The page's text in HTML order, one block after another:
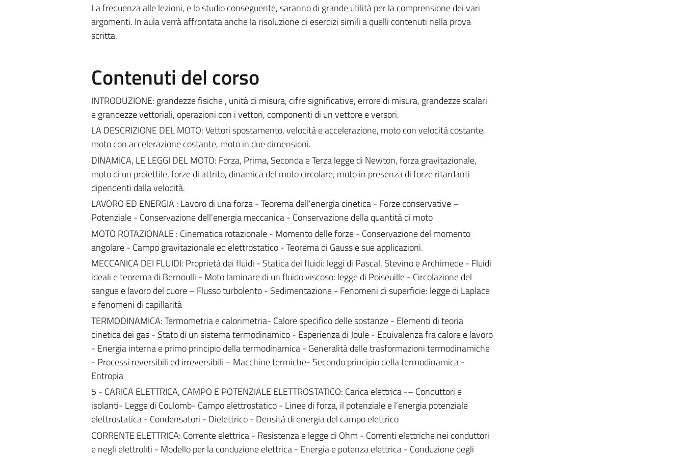
La frequenza alle lezioni, e lo studio conseguente, saranno di grande utilità per la comprensione dei vari
argomenti. In aula verrà affrontata anche la risoluzione di esercizi simili a quelli contenuti nella prova
scritta.
Contenuti del corso
INTRODUZIONE: grandezze fisiche , unità di misura, cifre significative, errore di misura, grandezze scalari
e grandezze vettoriali, operazioni con i vettori, componenti di un vettore e versori.
LA DESCRIZIONE DEL MOTO: Vettori spostamento, velocità e accelerazione, moto con velocità costante,
moto con accelerazione costante, moto in due dimensioni.
DINAMICA, LE LEGGI DEL MOTO: Forza, Prima, Seconda e Terza legge di Newton, forza gravitazionale,
moto di un proiettile, forze di attrito, dinamica del moto circolare; moto in presenza di forze ritardanti
dipendenti dalla velocità.
LAVORO ED ENERGIA : Lavoro di una forza - Teorema dell'energia cinetica - Forze conservative –
Potenziale - Conservazione dell'energia meccanica - Conservazione della quantità di moto
MOTO ROTAZIONALE : Cinematica rotazionale - Momento delle forze - Conservazione del momento
angolare - Campo gravitazionale ed elettrostatico - Teorema di Gauss e sue applicazioni.
MECCANICA DEI FLUIDI: Proprietà dei fluidi - Statica dei fluidi: leggi di Pascal, Stevino e Archimede - Fluidi
ideali e teorema di Bernoulli - Moto laminare di un fluido viscoso: legge di Poiseuille - Circolazione del
sangue e lavoro del cuore – Flusso turbolento - Sedimentazione - Fenomeni di superficie: legge di Laplace
e fenomeni di capillarità
TERMODINAMICA: Termometria e calorimetria- Calore specifico delle sostanze - Elementi di teoria
cinetica dei gas - Stato di un sistema termodinamico - Esperienza di Joule - Equivalenza fra calore e lavoro
- Energia interna e primo principio della termodinamica - Generalità delle trasformazioni termodinamiche
- Processi reversibili ed irreversibili – Macchine termiche- Secondo principio della termodinamica -
Entropia
5 - CARICA ELETTRICA, CAMPO E POTENZIALE ELETTROSTATICO: Carica elettrica -– Conduttori e
isolanti- Legge di Coulomb- Campo elettrostatico - Linee di forza, il potenziale e l’energia potenziale
elettrostatica - Condensatori - Dielettrico - Densità di energia del campo elettrico
CORRENTE ELETTRICA: Corrente elettrica - Resistenza e legge di Ohm - Correnti elettriche nei conduttori
e negli elettroliti - Modello per la conduzione elettrica - Energia e potenza elettrica - Conduzione degli